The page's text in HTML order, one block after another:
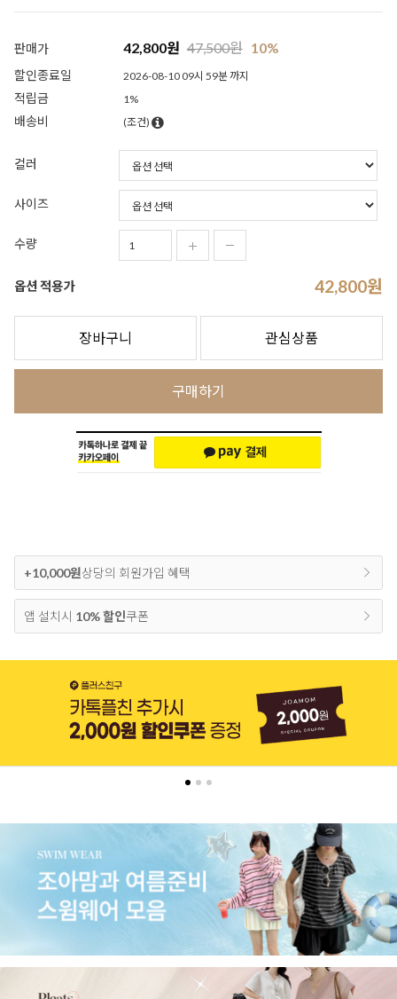
판매가 42,800원 47,500원 10%
할인종료일 2026-08-10 09시 59분 까지
적립금 1%
배송비 (조건)
컬러
사이즈
수량
옵션 적용가 42,800원
장바구니 관심상품
구매하기
+10,000원상당의 회원가입 혜택
앱 설치시 10% 할인쿠폰